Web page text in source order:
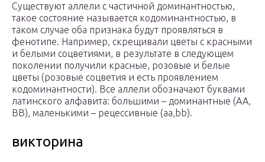
Существуют аллели с частичной доминантностью,
такое состояние называется кодоминантностью, в
таком случае оба признака будут проявляться в
фенотипе. Например, скрещивали цветы с красными
и белыми соцветиями, в результате в следующем
поколении получили красные, розовые и белые
цветы (розовые соцветия и есть проявлением
кодоминантности). Все аллели обозначают буквами
латинского алфавита: большими – доминантные (АА,
ВВ), маленькими – рецессивные (аа,bb).
викторина